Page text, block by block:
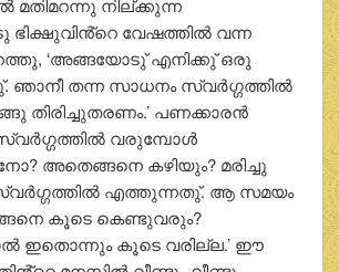
വേഷത്തില്‍ വന്ന
‘അങ്ങയോടു് എനിക്കു് ഒരു
തന്ന സാധനം സ്വര്‍ഗ്ഗത്തില്‍
തിരിച്ചുതരണം.’ പണക്കാരന്‍
വരുമ്പോള്‍
അതെങ്ങനെ കഴിയും? മരിച്ചു
എത്തുന്നതു്. ആ സമയം
കൂടെ കെണ്ടുവരും?
ഇതൊന്നും കൂടെ വരില്ല.’ ഈ